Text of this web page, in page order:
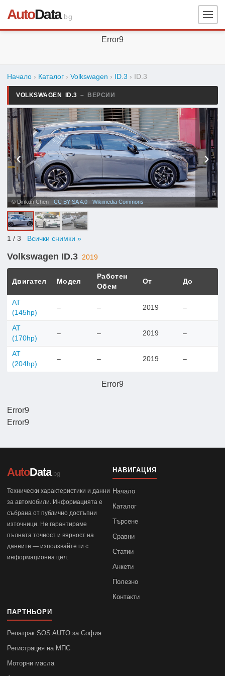
AutoData.bg
Error9
Error9
Начало › Каталог › Volkswagen › ID.3 › ID.3
VOLKSWAGEN ID.3 – ВЕРСИИ
‹ ›
© Dinkun Chen · CC BY-SA 4.0 · Wikimedia Commons
1 / 3 Всички снимки »
Volkswagen ID.3 2019
Двигател Модел
Работен
Обем
От До
AT
(145hp)
– – 2019 –
AT
(170hp)
– – 2019 –
AT
(204hp)
– – 2019 –
Error9
Error9
AutoData.bg
Технически характеристики и данни
за автомобили. Информацията е
събрана от публично достъпни
източници. Не гарантираме
пълната точност и вярност на
данните — използвайте ги с
информационна цел.
НАВИГАЦИЯ
Начало
Каталог
Търсене
Сравни
Статии
Анкети
Полезно
Контакти
ПАРТНЬОРИ
Репатрак SOS AUTO за София
Регистрация на МПС
Моторни масла